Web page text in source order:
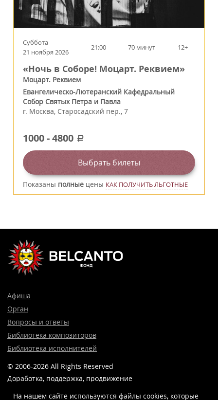
Суббота
21 ноября 2026
21:00 70 минут 12+
«Ночь в Соборе! Моцарт. Реквием»
Моцарт. Реквием
Евангелическо-Лютеранский Кафедральный
Собор Святых Петра и Павла
г. Москва, Старосадский пер., 7
1000-4800 a
Выбрать билеты
Показаны полные цены КАК ПОЛУЧИТЬ ЛЬГОТНЫЕ
Афиша
Орган
Вопросы и ответы
Библиотека композиторов
Библиотека исполнителей
© 2006-2026 All Rights Reserved
Доработка, поддержка, продвижение
На нашем сайте используются файлы cookies, которые